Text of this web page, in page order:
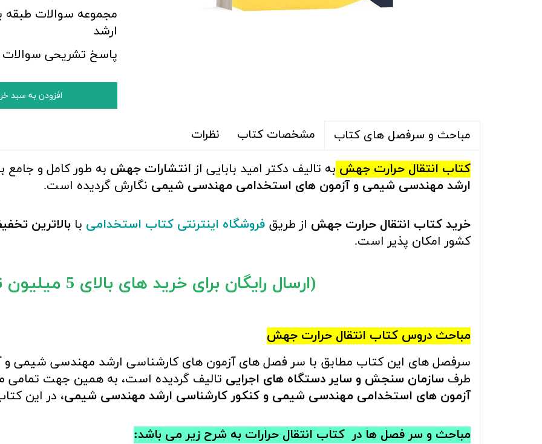
مجموعه سوالات
ارشد
پاسخ تشریحی سوالات
افزودن به سبد
مباحث و سرفصل های کتاب مشخصات کتاب نظرات
کتاب انتقال حرارت جهش به تالیف دکتر امید بابایی از انتشارات جهش به طور کامل و جامع
ارشد مهندسی شیمی و آزمون های استخدامی مهندسی شیمی نگارش گردیده است.
خرید کتاب انتقال حرارت جهش از طریق فروشگاه اینترنتی کتاب استخدامی با بالاترین
کشور امکان پذیر است.
(ارسال رایگان برای خرید های بالای 5 میلیون تومان)
مباحث دروس کتاب انتقال حرارت جهش
سرفصل های این کتاب مطابق با سر فصل های آزمون های کارشناسی ارشد مهندسی شیمی و
طرف سازمان سنجش و سایر دستگاه های اجرایی تالیف گردیده است، به همین جهت تمامی
آزمون های استخدامی مهندسی شیمی و کنکور کارشناسی ارشد مهندسی شیمی، در این
مباحث و سر فصل ها در کتاب‌ انتقال حرارات به شرح زیر می باشد: